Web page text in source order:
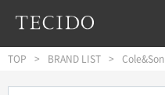
フッターへジャンプ
TOP BRAND LIST Cole&Son